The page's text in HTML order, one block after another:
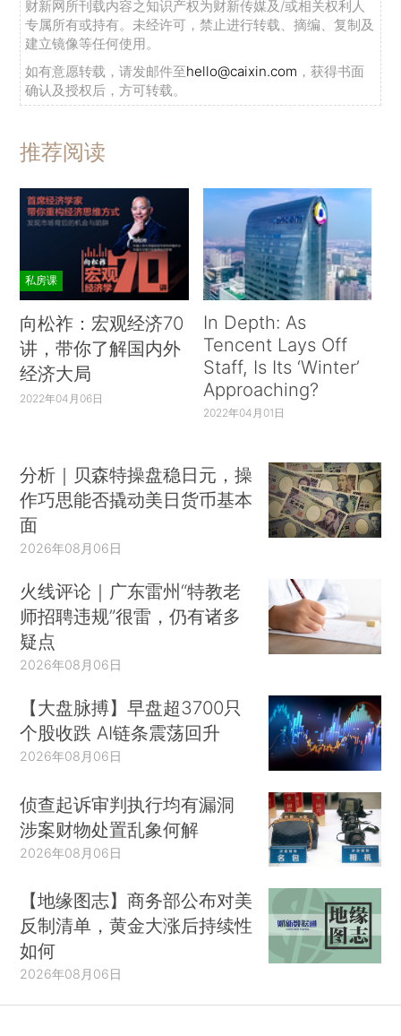
财新网所刊载内容之知识产权为财新传媒及/或相关权利人
专属所有或持有。未经许可，禁止进行转载、摘编、复制及
建立镜像等任何使用。
如有意愿转载，请发邮件至hello@caixin.com ，获得书面
确认及授权后，方可转载。
推荐阅读
私房课
向松祚：宏观经济70
讲，带你了解国内外
经济大局
2022年04月06日
In Depth: As
Tencent Lays Off
Staff, Is Its ‘Winter’
Approaching?
2022年04月01日
分析｜贝森特操盘稳日元，操
作巧思能否撬动美日货币基本
面
2026年08月06日
火线评论｜广东雷州“特教老
师招聘违规”很雷，仍有诸多
疑点
2026年08月06日
【大盘脉搏】早盘超3700只
个股收跌 AI链条震荡回升
2026年08月06日
侦查起诉审判执行均有漏洞
涉案财物处置乱象何解
2026年08月06日
【地缘图志】商务部公布对美
反制清单，黄金大涨后持续性
如何
2026年08月06日